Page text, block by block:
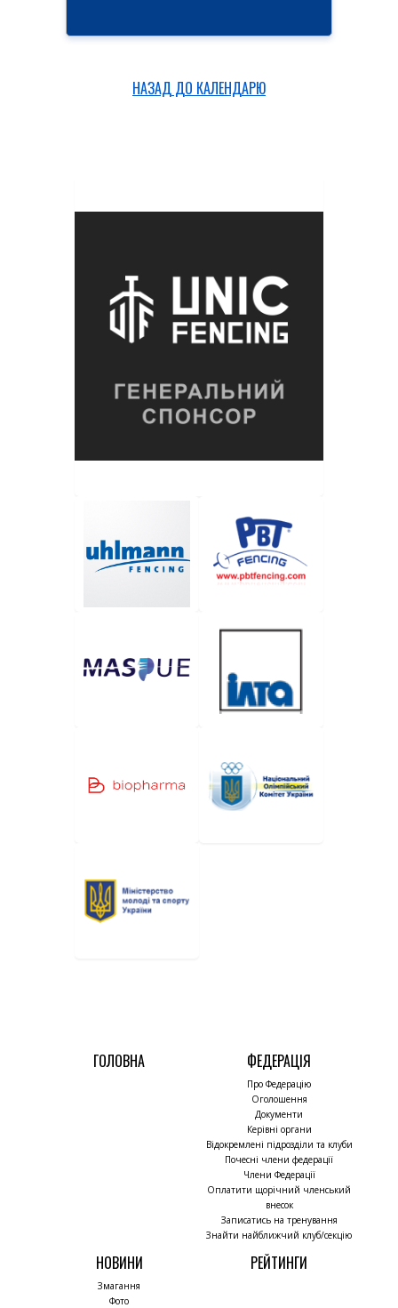
НАЗАД ДО КАЛЕНДАРЮ
ГОЛОВНА ФЕДЕРАЦІЯ
Про Федерацію
Оголошення
Документи
Керівні органи
Відокремлені підрозділи та клуби
Почесні члени федерації
Члени Федерації
Оплатити щорічний членський
внесок
Записатись на тренування
Знайти найближчий клуб/секцію
НОВИНИ
Змагання
Фото
РЕЙТИНГИ